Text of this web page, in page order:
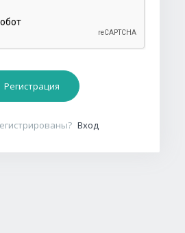
Регистрация
Вход